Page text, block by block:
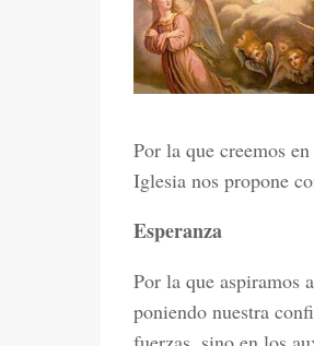
Por la que creemos
Iglesia nos propone
Esperanza
Por la que aspiramos
poniendo nuestra